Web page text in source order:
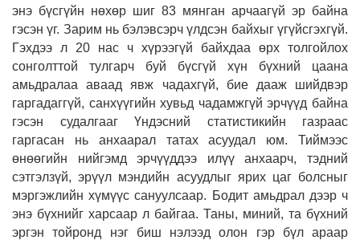
энэ бүсгүйн нөхөр шиг 83 мянган арчаагүй эр байна
гэсэн үг. Зарим нь бэлэвсэрч үлдсэн байхыг үгүйсгэхгүй.
Гэхдээ л 20 нас ч хүрээгүй байхдаа өрх толгойлох
сонголттой тулгарч буй бүсгүй хүн бүхний цаана
амьдралаа аваад явж чадахгүй, бие дааж шийдвэр
гаргадаггүй, санхүүгийн хувьд чадамжгүй эрчүүд байна
гэсэн судалгааг Үндэсний статистикийн газраас
гаргасан нь анхаарал татах асуудал юм. Тиймээс
өнөөгийн нийгэмд эрчүүддээ илүү анхаарч, тэдний
сэтгэлзүй, эрүүл мэндийн асуудлыг ярих цаг болсныг
мэргэжлийн хүмүүс сануулсаар. Бодит амьдрал дээр ч
энэ бүхнийг харсаар л байгаа. Таны, миний, та бүхний
эргэн тойронд нэг биш нэлээд олон гэр бүл араар